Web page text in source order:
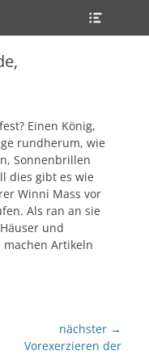
Einen König,
rundherum, wie
Sonnenbrillen
dies gibt es wie
Winni Mass vor
Als ran an sie
und
Artikeln
nächster →
Vorexerzieren der